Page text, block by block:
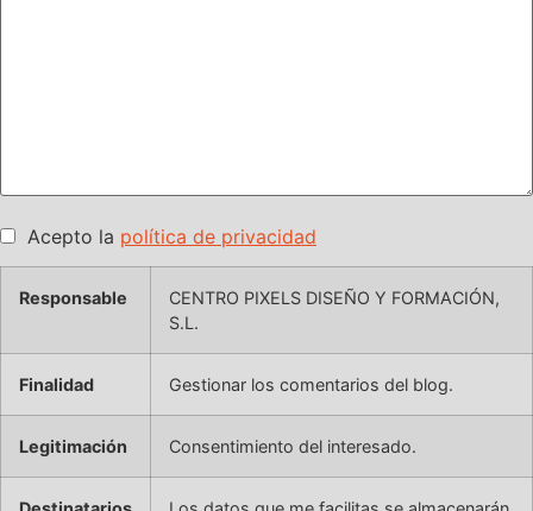
Acepto la política de privacidad
Responsable
CENTRO PIXELS DISEÑO Y FORMACIÓN,
S.L.
Finalidad Gestionar los comentarios del blog.
Legitimación Consentimiento del interesado.